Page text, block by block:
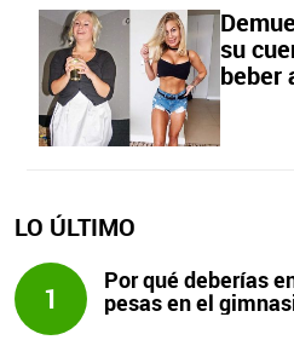
su
beber
LO ÚLTIMO
1
Por qué deberías
pesas en el